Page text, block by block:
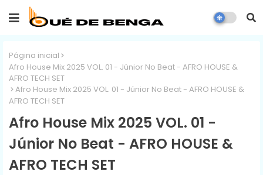
Página inicial
Afro House Mix 2025 VOL. 01 - Júnior No Beat - AFRO HOUSE &
AFRO TECH SET
Afro House Mix 2025 VOL. 01 - Júnior No Beat - AFRO HOUSE &
AFRO TECH SET
Afro House Mix 2025 VOL. 01 -
Júnior No Beat - AFRO HOUSE &
AFRO TECH SET